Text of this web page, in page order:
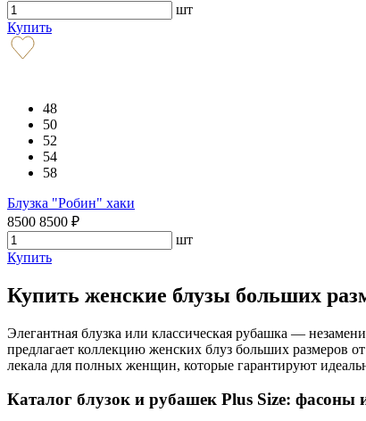
шт
Купить
48
50
52
54
58
Блузка "Робин" хаки
8500 8500 ₽
шт
Купить
Купить женские блузы больших
Элегантная блузка или классическая рубашка —
предлагает коллекцию женских блуз больших размеров
лекала для полных женщин, которые гарантируют
Каталог блузок и рубашек Plus Size: фасоны